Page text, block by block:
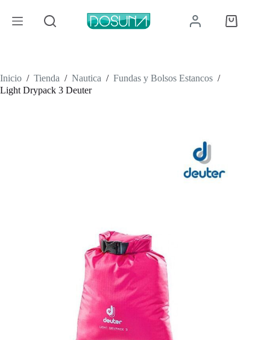
contenido
Carro
de
Inicio / Tienda / Nautica / Fundas y Bolsos Estancos /
Light Drypack 3 Deuter